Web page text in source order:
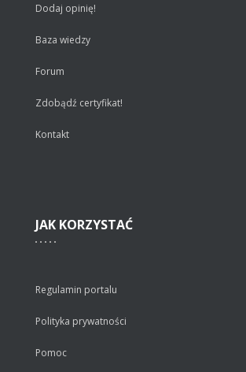
Dodaj opinię!
Baza wiedzy
Forum
Zdobądź certyfikat!
Kontakt
JAK KORZYSTAĆ
Regulamin portalu
Polityka prywatności
Pomoc